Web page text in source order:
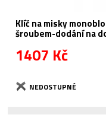
Klíč na misky
šroubem-dodání na
1407 Kč
NEDOSTUPNÉ